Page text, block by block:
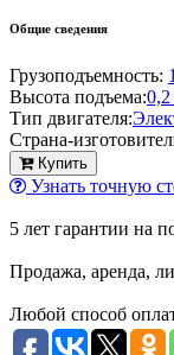
Общие сведения
Грузоподъемность:
Высота подъема:
Тип двигателя:
Страна-
Купить
Узнать точную
5 лет гарантии на
Продажа, аренда,
Любой способ